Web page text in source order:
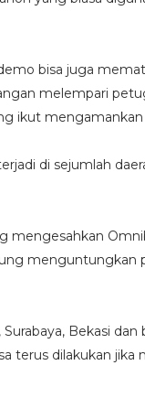
bisa juga
melempari
ikut
di sejumlah
mengesahkan
menguntungkan
Bekasi dan
terus dilakukan jika